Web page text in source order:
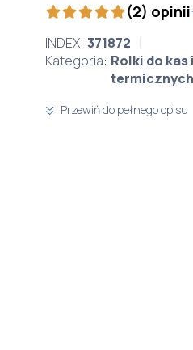
(2) opinii
INDEX: 371872
Kategoria: Rolki do
termicznych
Przewiń do pełnego opisu